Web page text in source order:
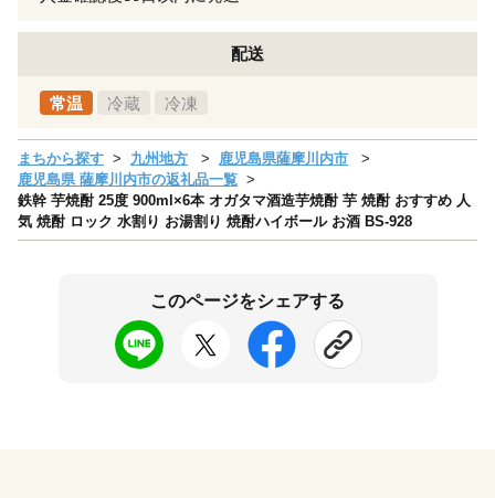
配送
常温 冷蔵 冷凍
まちから探す 九州地方
鹿児島県薩摩川内市
鹿児島県 薩摩川内市の返礼品一覧
鉄幹 芋焼酎 25度 900ml×6本 オガタマ酒造芋焼酎 芋 焼酎 おすすめ 人
気 焼酎 ロック 水割り お湯割り 焼酎ハイボール お酒 BS-928
このページをシェアする